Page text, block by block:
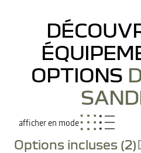
OPTIONS
afficher en mode
Options incluses (2)